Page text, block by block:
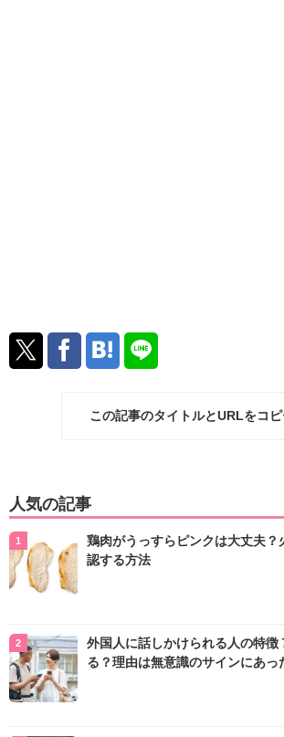
この記事のタイトルとURLをコ
人気の記事
鶏肉がうっすらピンクは大丈夫？
認する方法
外国人に話しかけられる人の特
る？理由は無意識のサインにあっ